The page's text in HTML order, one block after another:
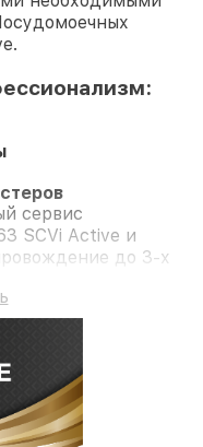
сервис
SCVi Active и
до 3-х